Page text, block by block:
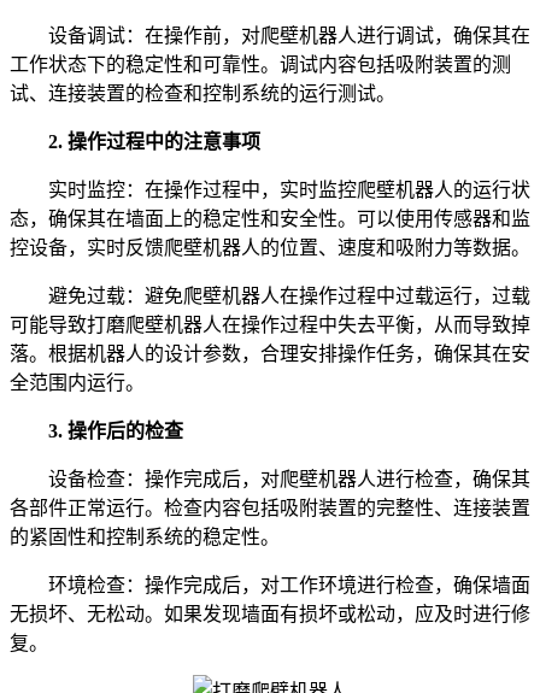
设备调试：在操作前，对爬壁机器人进行调试，确保其在
工作状态下的稳定性和可靠性。调试内容包括吸附装置的测
试、连接装置的检查和控制系统的运行测试。
2. 操作过程中的注意事项
实时监控：在操作过程中，实时监控爬壁机器人的运行状
态，确保其在墙面上的稳定性和安全性。可以使用传感器和监
控设备，实时反馈爬壁机器人的位置、速度和吸附力等数据。
避免过载：避免爬壁机器人在操作过程中过载运行，过载
可能导致打磨爬壁机器人在操作过程中失去平衡，从而导致掉
落。根据机器人的设计参数，合理安排操作任务，确保其在安
全范围内运行。
3. 操作后的检查
设备检查：操作完成后，对爬壁机器人进行检查，确保其
各部件正常运行。检查内容包括吸附装置的完整性、连接装置
的紧固性和控制系统的稳定性。
环境检查：操作完成后，对工作环境进行检查，确保墙面
无损坏、无松动。如果发现墙面有损坏或松动，应及时进行修
复。